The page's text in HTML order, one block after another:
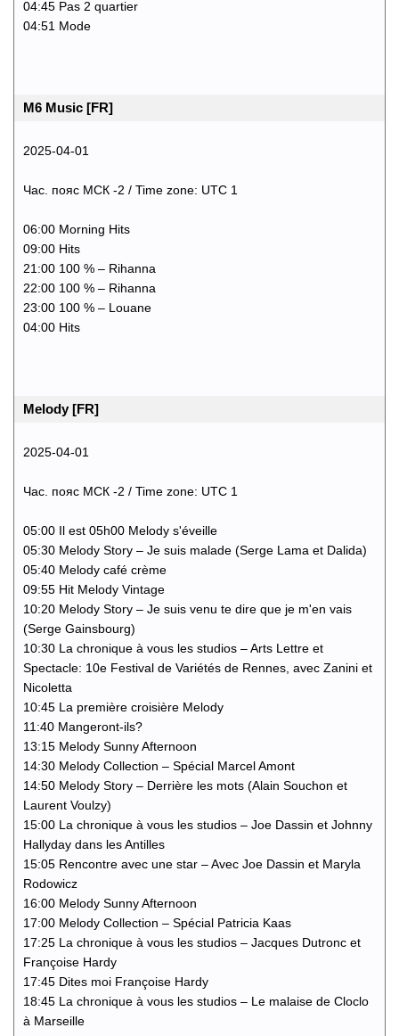
04:45 Pas 2 quartier
04:51 Mode
M6 Music [FR]
2025-04-01
Час. пояс МСК -2 / Time zone: UTC 1
06:00 Morning Hits
09:00 Hits
21:00 100 % – Rihanna
22:00 100 % – Rihanna
23:00 100 % – Louane
04:00 Hits
Melody [FR]
2025-04-01
Час. пояс МСК -2 / Time zone: UTC 1
05:00 Il est 05h00 Melody s'éveille
05:30 Melody Story – Je suis malade (Serge Lama et Dalida)
05:40 Melody café crème
09:55 Hit Melody Vintage
10:20 Melody Story – Je suis venu te dire que je m'en vais
(Serge Gainsbourg)
10:30 La chronique à vous les studios – Arts Lettre et
Spectacle: 10e Festival de Variétés de Rennes, avec Zanini et
Nicoletta
10:45 La première croisière Melody
11:40 Mangeront-ils?
13:15 Melody Sunny Afternoon
14:30 Melody Collection – Spécial Marcel Amont
14:50 Melody Story – Derrière les mots (Alain Souchon et
Laurent Voulzy)
15:00 La chronique à vous les studios – Joe Dassin et Johnny
Hallyday dans les Antilles
15:05 Rencontre avec une star – Avec Joe Dassin et Maryla
Rodowicz
16:00 Melody Sunny Afternoon
17:00 Melody Collection – Spécial Patricia Kaas
17:25 La chronique à vous les studios – Jacques Dutronc et
Françoise Hardy
17:45 Dites moi Françoise Hardy
18:45 La chronique à vous les studios – Le malaise de Cloclo
à Marseille